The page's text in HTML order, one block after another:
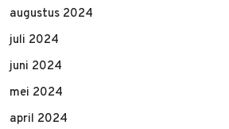
augustus 2024
juli 2024
juni 2024
mei 2024
april 2024